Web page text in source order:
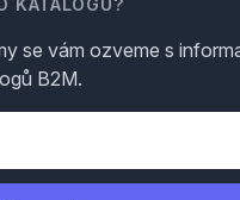
KATALOGU?
se vám ozveme s
B2M.